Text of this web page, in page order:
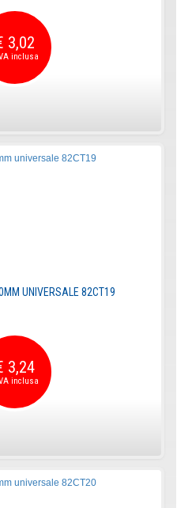
3,02
UNIVERSALE 82CT19
3,24